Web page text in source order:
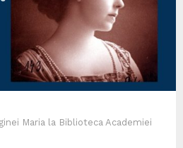
Maria la Biblioteca Academiei